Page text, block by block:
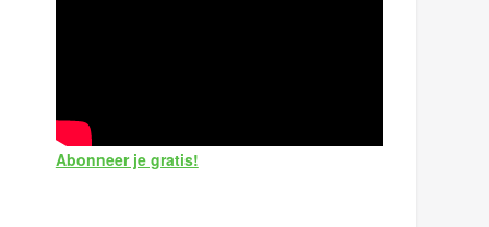
Abonneer je gratis!